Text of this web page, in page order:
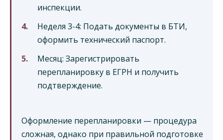
инспекции.
Неделя 3-4: Подать документы в БТИ,
оформить технический паспорт.
Месяц: Зарегистрировать
перепланировку в ЕГРН и получить
подтверждение.
Оформление перепланировки — процедура
сложная, однако при правильной подготовке